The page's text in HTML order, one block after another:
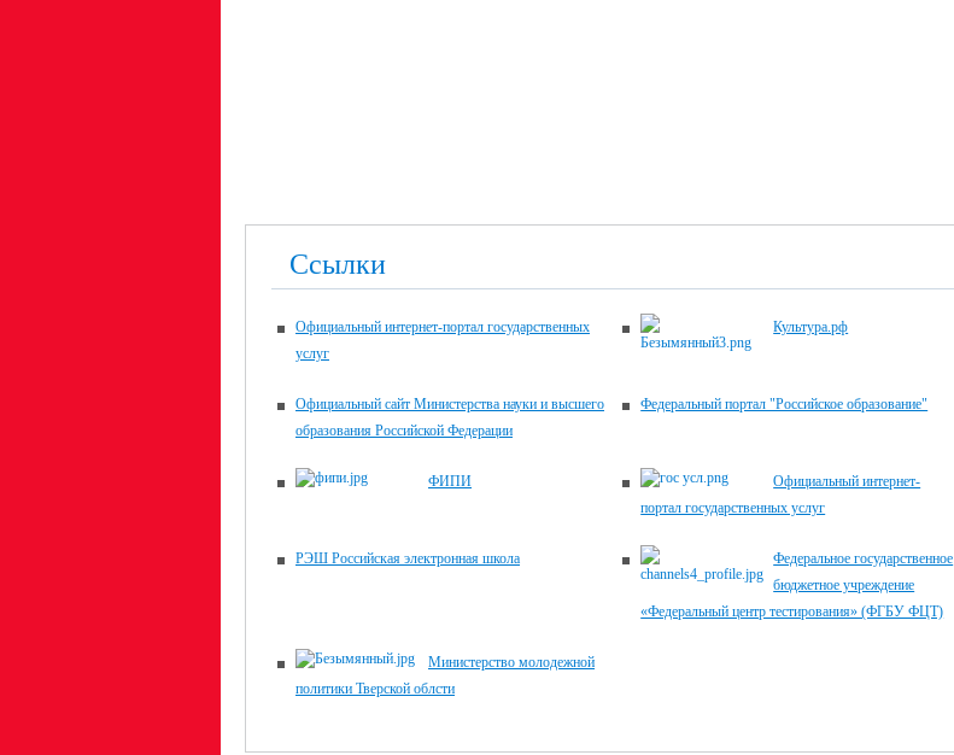
Ссылки
Официальный интернет-портал государственных
услуг
Культура.рф
Официальный сайт Министерства науки и высшего
образования Российской Федерации
Федеральный портал "Российское образование"
ФИПИ
Официальный интернет-
портал государственных услуг
РЭШ Российская электронная школа
Федеральное государственное
бюджетное учреждение
«Федеральный центр тестирования» (ФГБУ ФЦТ)
Министерство молодежной
политики Тверской облсти